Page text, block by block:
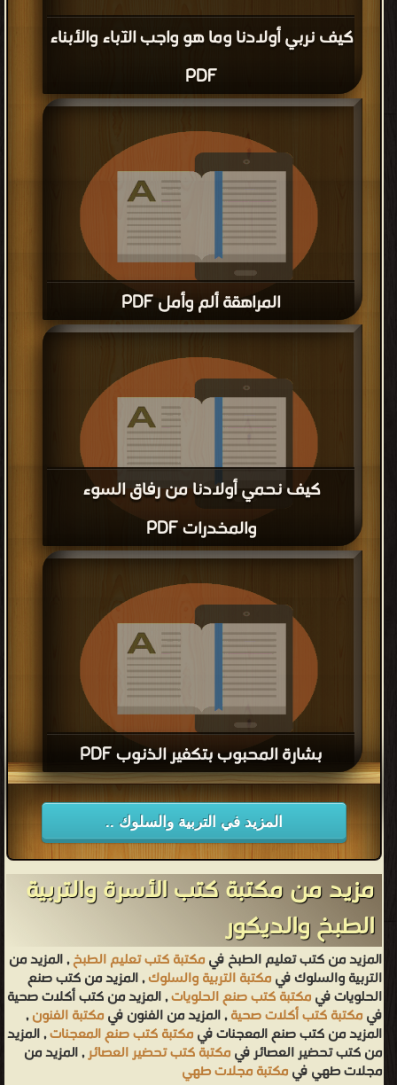
كيف نربي أولادنا وما هو واجب الآباء والأبناء
PDF
المراهقة ألم وأمل PDF
قراءة و تحميل كتاب المراهقة ألم وأمل PDF مجانا
كيف نحمي أولادنا من رفاق السوء
والمخدرات PDF
قراءة و تحميل كتاب كيف نحمي أولادنا من رفاق السوء والمخدرات
PDF مجانا
بشارة المحبوب بتكفير الذنوب PDF
قراءة و تحميل كتاب بشارة المحبوب بتكفير الذنوب PDF مجانا
المزيد في التربية والسلوك ..
مزيد من مكتبة كتب الأسرة والتربية
الطبخ والديكور
المزيد من كتب تعليم الطبخ فيمكتبة كتب تعليم الطبخ, المزيد من
التربية والسلوك فيمكتبة التربية والسلوك, المزيد من كتب صنع
الحلويات فيمكتبة كتب صنع الحلويات, المزيد من كتب أكلات صحية
فيمكتبة كتب أكلات صحية, المزيد من الفنون فيمكتبة الفنون,
المزيد من كتب صنع المعجنات فيمكتبة كتب صنع المعجنات, المزيد
من كتب تحضير العصائر فيمكتبة كتب تحضير العصائر, المزيد من
مجلات طهي فيمكتبة مجلات طهي